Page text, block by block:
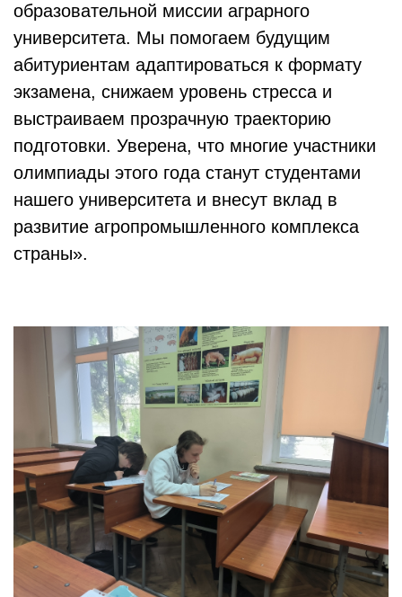
образовательной миссии аграрного
университета. Мы помогаем будущим
абитуриентам адаптироваться к формату
экзамена, снижаем уровень стресса и
выстраиваем прозрачную траекторию
подготовки. Уверена, что многие участники
олимпиады этого года станут студентами
нашего университета и внесут вклад в
развитие агропромышленного комплекса
страны».